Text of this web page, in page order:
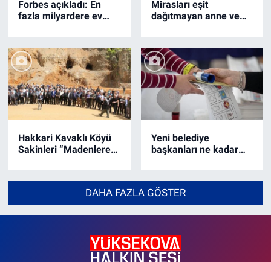
Forbes açıkladı: En
fazla milyardere ev
Mirasları eşit
dağıtmayan anne ve
Hakkari Kavaklı Köyü
Sakinleri “Madenlere”
Yeni belediye
başkanları ne kadar
DAHA FAZLA GÖSTER